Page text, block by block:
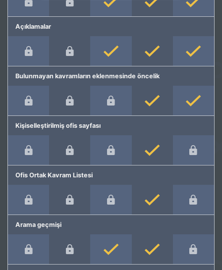
Açıklamalar
Bulunmayan kavramların eklenmesinde öncelik
Kişiselleştirilmiş ofis sayfası
Ofis Ortak Kavram Listesi
Arama geçmişi